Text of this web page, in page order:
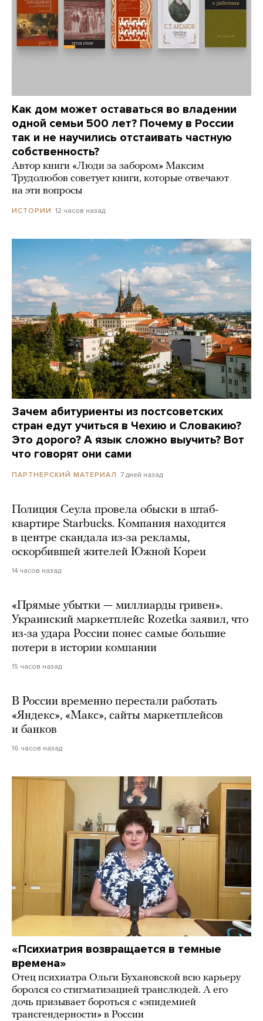
Как дом может оставаться во владении
одной семьи 500 лет? Почему в России
так и не научились отстаивать частную
собственность?
Автор книги «Люди за забором» Максим
Трудолюбов советует книги, которые отвечают
на эти вопросы
ИСТОРИИ 12 часов назад
Зачем абитуриенты из постсоветских
стран едут учиться в Чехию и Словакию?
Это дорого? А язык сложно выучить? Вот
что говорят они сами
ПАРТНЕРСКИЙ МАТЕРИАЛ 7 дней назад
Полиция Сеула провела обыски в штаб-
квартире Starbucks. Компания находится
в центре скандала из-за рекламы,
оскорбившей жителей Южной Кореи
14 часов назад
«Прямые убытки — миллиарды гривен».
Украинский маркетплейс Rozetka заявил, что
из-за удара России понес самые большие
потери в истории компании
15 часов назад
В России временно перестали работать
«Яндекс», «Макс», сайты маркетплейсов
и банков
16 часов назад
«Психиатрия возвращается в темные
времена»
Отец психиатра Ольги Бухановской всю карьеру
боролся со стигматизацией транслюдей. А его
дочь призывает бороться с «эпидемией
трансгендерности» в России